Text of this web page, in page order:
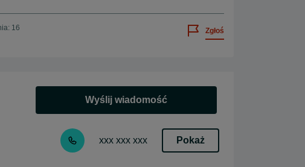
16 Zgłoś
Wyślij wiadomość
xxx xxx xxx Pokaż